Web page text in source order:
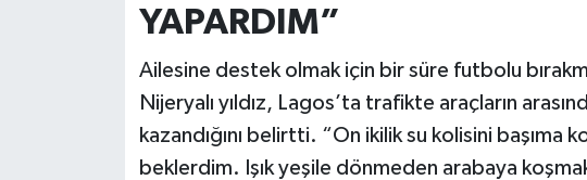
YAPARDIM”
Ailesine destek olmak için bir süre futbolu
Nijeryalı yıldız, Lagos’ta trafikte araçların
kazandığını belirtti. “On ikilik su kolisini başıma
beklerdim. Işık yeşile dönmeden arabaya